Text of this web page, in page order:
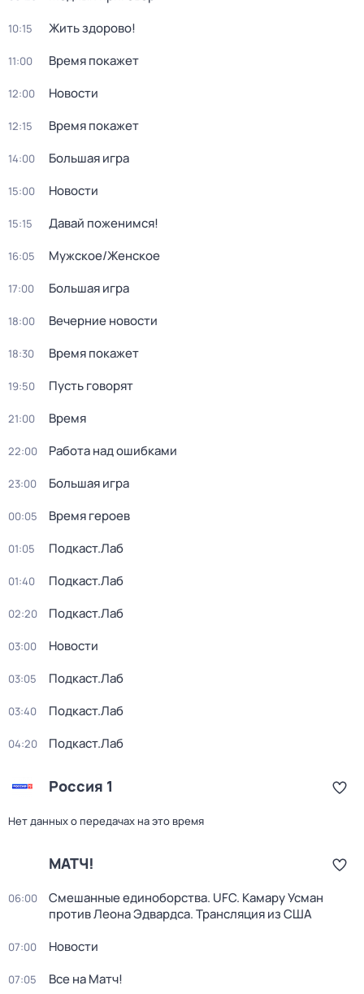
10:15 Жить здорово!
11:00 Время покажет
12:00 Новости
12:15 Время покажет
14:00 Большая игра
15:00 Новости
15:15 Давай поженимся!
16:05 Мужское/Женское
17:00 Большая игра
18:00 Вечерние новости
18:30 Время покажет
19:50 Пусть говорят
21:00 Время
22:00 Работа над ошибками
23:00 Большая игра
00:05 Время героев
01:05 Подкаст.Лаб
01:40 Подкаст.Лаб
02:20 Подкаст.Лаб
03:00 Новости
03:05 Подкаст.Лаб
03:40 Подкаст.Лаб
04:20 Подкаст.Лаб
Россия 1
Нет данных о передачах на это время
МАТЧ!
06:00
Смешанные единоборства. UFC. Камару Усман
против Леона Эдвардса. Трансляция из США
07:00 Новости
07:05 Все на Матч!